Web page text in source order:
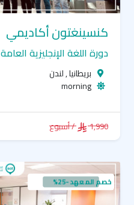
كنسينغتون أكاديمي
دورة اللغة الإنجليزية العامة
بريطانيا , لندن
1,990 / أسبوع
خصم المعهد -25%